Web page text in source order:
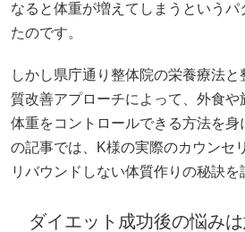
なると体重が増えてしまうという
たのです。
しかし県庁通り整体院の栄養療法
質改善アプローチによって、外食や
体重をコントロールできる方法を身
の記事では、K様の実際のカウンセ
リバウンドしない体質作りの秘訣を
ダイエット成功後の悩み